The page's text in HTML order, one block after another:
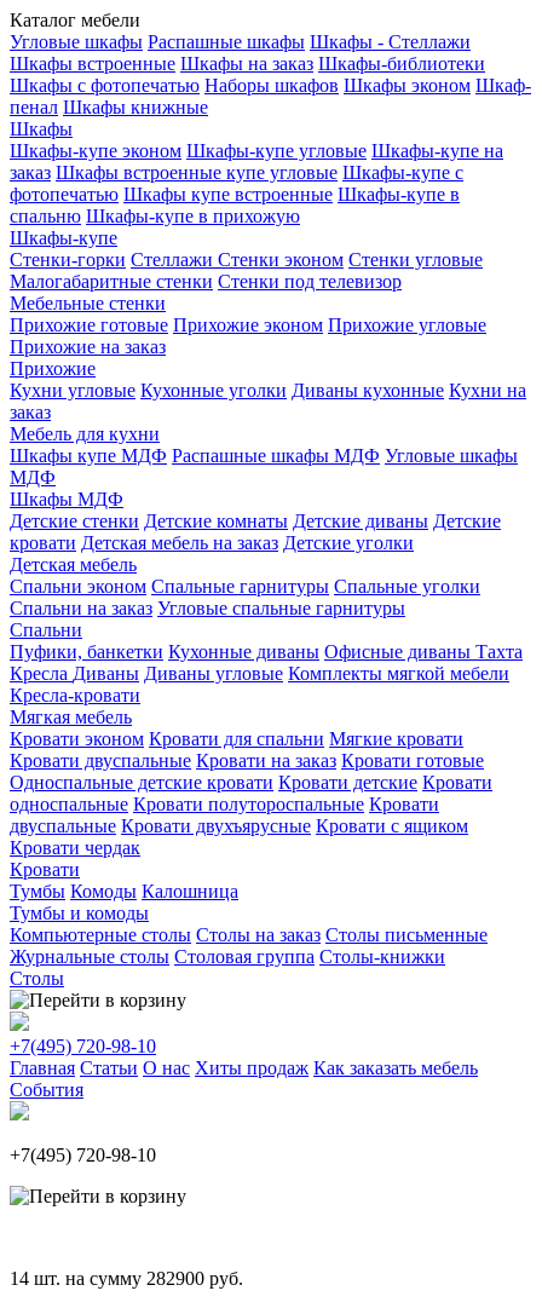
Каталог мебели
Угловые шкафы Распашные шкафы Шкафы - Стеллажи
Шкафы встроенные Шкафы на заказ Шкафы-библиотеки
Шкафы с фотопечатью Наборы шкафов Шкафы эконом Шкаф-
пенал Шкафы книжные
Шкафы
Шкафы-купе эконом Шкафы-купе угловые Шкафы-купе на
заказ Шкафы встроенные купе угловые Шкафы-купе с
фотопечатью Шкафы купе встроенные Шкафы-купе в
спальню Шкафы-купе в прихожую
Шкафы-купе
Стенки-горки Стеллажи Стенки эконом Стенки угловые
Малогабаритные стенки Стенки под телевизор
Мебельные стенки
Прихожие готовые Прихожие эконом Прихожие угловые
Прихожие на заказ
Прихожие
Кухни угловые Кухонные уголки Диваны кухонные Кухни на
заказ
Мебель для кухни
Шкафы купе МДФ Распашные шкафы МДФ Угловые шкафы
МДФ
Шкафы МДФ
Детские стенки Детские комнаты Детские диваны Детские
кровати Детская мебель на заказ Детские уголки
Детская мебель
Спальни эконом Спальные гарнитуры Спальные уголки
Спальни на заказ Угловые спальные гарнитуры
Спальни
Пуфики, банкетки Кухонные диваны Офисные диваны Тахта
Кресла Диваны Диваны угловые Комплекты мягкой мебели
Кресла-кровати
Мягкая мебель
Кровати эконом Кровати для спальни Мягкие кровати
Кровати двуспальные Кровати на заказ Кровати готовые
Односпальные детские кровати Кровати детские Кровати
односпальные Кровати полутороспальные Кровати
двуспальные Кровати двухъярусные Кровати с ящиком
Кровати чердак
Кровати
Тумбы Комоды Калошница
Тумбы и комоды
Компьютерные столы Столы на заказ Столы письменные
Журнальные столы Столовая группа Столы-книжки
Столы
+7(495) 720-98-10
Главная Статьи О нас Хиты продаж Как заказать мебель
События
+7(495) 720-98-10
14 шт. на сумму 282900 руб.